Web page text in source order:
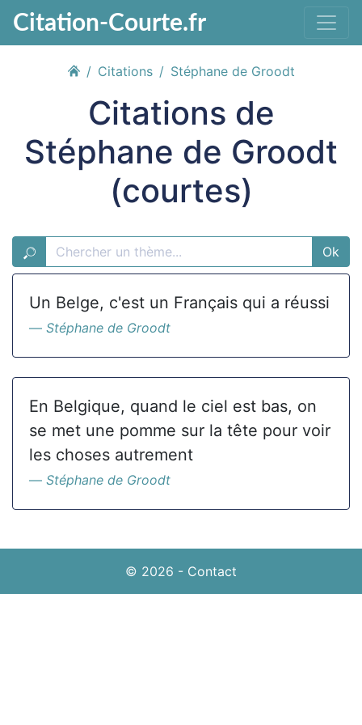
Citation-Courte.fr
Citations Stéphane de Groodt
Citations de
Stéphane de Groodt
(courtes)
Ok
Un Belge, c'est un Français qui a réussi
Stéphane de Groodt
En Belgique, quand le ciel est bas, on
se met une pomme sur la tête pour voir
les choses autrement
Stéphane de Groodt
© 2026 - Contact